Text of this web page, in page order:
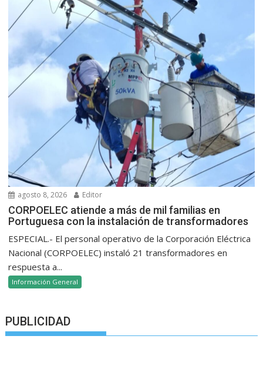
agosto 8, 2026 Editor
CORPOELEC atiende a más de mil familias en
Portuguesa con la instalación de transformadores
ESPECIAL.- El personal operativo de la Corporación Eléctrica
Nacional (CORPOELEC) instaló 21 transformadores en
respuesta a...
Información General
PUBLICIDAD